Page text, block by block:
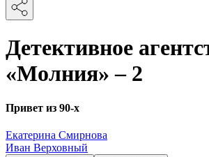
Детективное
«Молния» – 2
Привет из 90-х
Екатерина Смирнова
Иван Верховный